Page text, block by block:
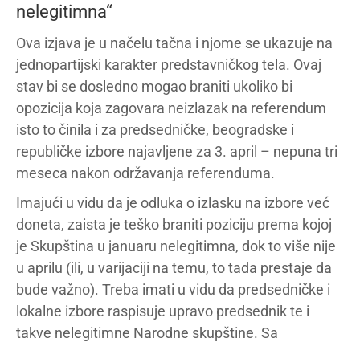
nelegitimna“
Ova izjava je u načelu tačna i njome se ukazuje na
jednopartijski karakter predstavničkog tela. Ovaj
stav bi se dosledno mogao braniti ukoliko bi
opozicija koja zagovara neizlazak na referendum
isto to činila i za predsedničke, beogradske i
republičke izbore najavljene za 3. april – nepuna tri
meseca nakon održavanja referenduma.
Imajući u vidu da je odluka o izlasku na izbore već
doneta, zaista je teško braniti poziciju prema kojoj
je Skupština u januaru nelegitimna, dok to više nije
u aprilu (ili, u varijaciji na temu, to tada prestaje da
bude važno). Treba imati u vidu da predsedničke i
lokalne izbore raspisuje upravo predsednik te i
takve nelegitimne Narodne skupštine. Sa